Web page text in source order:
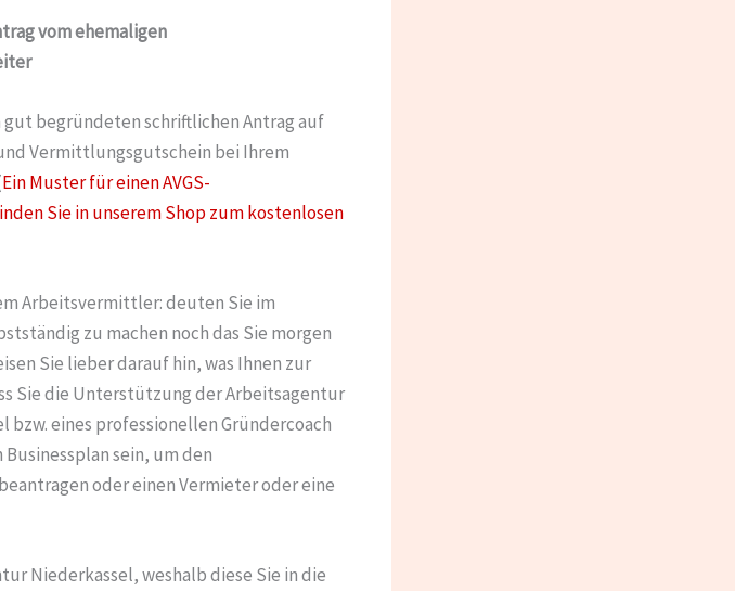
vom ehemaligen
gut begründeten schriftlichen Antrag auf
Vermittlungsgutschein bei Ihrem
Ein Muster für einen AVGS-
Sie in unserem Shop zum kostenlosen
Arbeitsvermittler: deuten Sie im
zu machen noch das Sie morgen
Sie lieber darauf hin, was Ihnen zur
Sie die Unterstützung der Arbeitsagentur
eines professionellen Gründercoach
sein, um den
oder einen Vermieter oder eine
Niederkassel, weshalb diese Sie in die